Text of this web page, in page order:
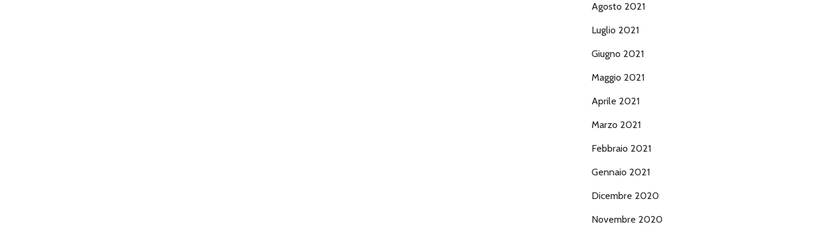
Agosto 2021
Luglio 2021
Giugno 2021
Maggio 2021
Aprile 2021
Marzo 2021
Febbraio 2021
Gennaio 2021
Dicembre 2020
Novembre 2020